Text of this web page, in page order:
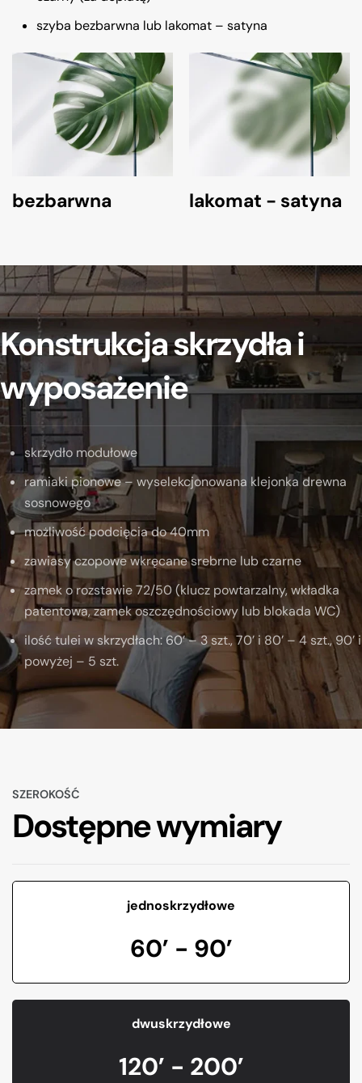
szyba bezbarwna lub lakomat – satyna
bezbarwna lakomat - satyna
Konstrukcja skrzydła i
wyposażenie
skrzydło modułowe
ramiaki pionowe – wyselekcjonowana klejonka drewna
sosnowego
możliwość podcięcia do 40mm
zawiasy czopowe wkręcane srebrne lub czarne
zamek o rozstawie 72/50 (klucz powtarzalny, wkładka
patentowa, zamek oszczędnościowy lub blokada WC)
ilość tulei w skrzydłach: 60’ – 3 szt., 70’ i 80’ – 4 szt., 90’ i
powyżej – 5 szt.
SZEROKOŚĆ
Dostępne wymiary
jednoskrzydłowe
60’ - 90’
dwuskrzydłowe
120’ - 200’